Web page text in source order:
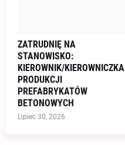
ZATRUDNIĘ NA
STANOWISKO:
KIEROWNIK/KIEROWNICZKA
PRODUKCJI
PREFABRYKATÓW
BETONOWYCH
Lipiec 30, 2026